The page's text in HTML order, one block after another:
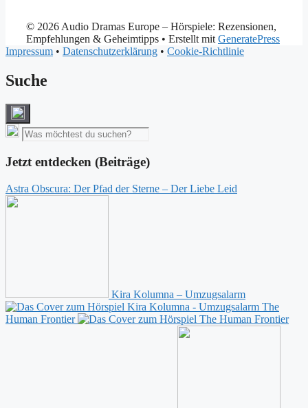
© 2026 Audio Dramas Europe – Hörspiele: Rezensionen,
Empfehlungen & Geheimtipps • Erstellt mit GeneratePress
Impressum • Datenschutzerklärung • Cookie-Richtlinie
Suche
Jetzt entdecken (Beiträge)
Astra Obscura: Der Pfad der Sterne – Der Liebe Leid
Kira Kolumna – Umzugsalarm
The
Human Frontier